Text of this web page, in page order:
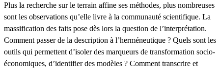
Plus la recherche sur le terrain affine ses méthodes, plus nombreuses
sont les observations qu’elle livre à la communauté scientifique. La
massification des faits pose dès lors la question de l’interprétation.
Comment passer de la description à l’herméneutique ? Quels sont les
outils qui permettent d’isoler des marqueurs de transformation socio-
économiques, d’identifier des modèles ? Comment transcrire et